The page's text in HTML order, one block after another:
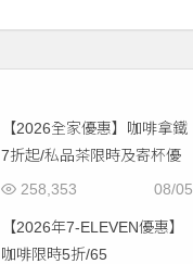
【2026全家優惠】咖啡拿鐵
7折起/私品茶限時及寄杯優
惠！價格/菜單一起看
08/05
258,353
【2026年7-ELEVEN優惠】
咖啡限時5折/65